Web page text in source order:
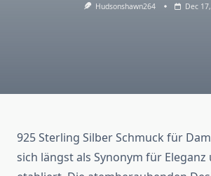
Hudsonshawn264 Dec
925 Sterling Silber Schmuck für
sich längst als Synonym für Eleganz